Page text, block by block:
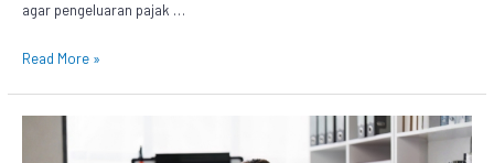
agar pengeluaran pajak …
Read More »